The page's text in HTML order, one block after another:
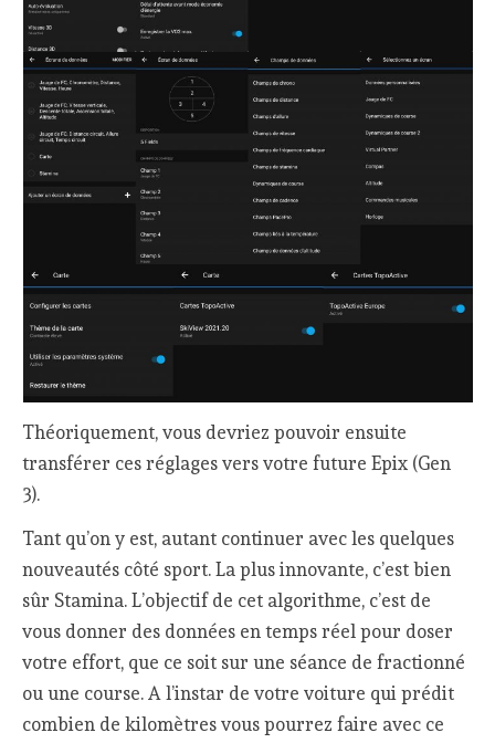
Théoriquement, vous devriez pouvoir ensuite
transférer ces réglages vers votre future Epix (Gen
3).
Tant qu’on y est, autant continuer avec les quelques
nouveautés côté sport. La plus innovante, c’est bien
sûr Stamina. L’objectif de cet algorithme, c’est de
vous donner des données en temps réel pour doser
votre effort, que ce soit sur une séance de fractionné
ou une course. A l’instar de votre voiture qui prédit
combien de kilomètres vous pourrez faire avec ce